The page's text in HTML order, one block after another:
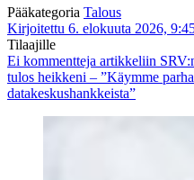
Pääkategoria Talous
Kirjoitettu 6. elokuuta 2026,
Tilaajille
Ei kommentteja artikkeliin
tulos heikkeni – ”Käymme
datakeskushankkeista”